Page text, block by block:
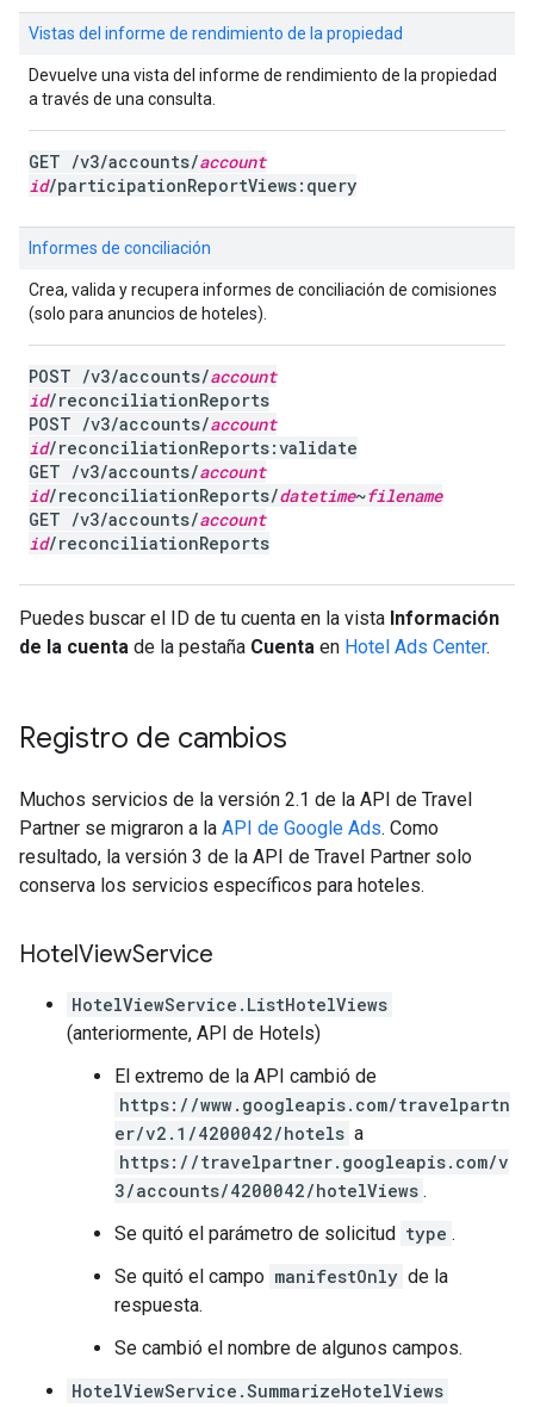
Vistas del informe de rendimiento de la propiedad
Devuelve una vista del informe de rendimiento de la propiedad
a través de una consulta.
GET /v3/accounts/account
id/participationReportViews:query
Informes de conciliación
Crea, valida y recupera informes de conciliación de comisiones
(solo para anuncios de hoteles).
POST /v3/accounts/account
id/reconciliationReports
POST /v3/accounts/account
id/reconciliationReports:validate
GET /v3/accounts/account
id/reconciliationReports/datetime~filename
GET /v3/accounts/account
id/reconciliationReports
Puedes buscar el ID de tu cuenta en la vista Información
de la cuenta de la pestaña Cuenta en Hotel Ads Center.
Registro de cambios
Muchos servicios de la versión 2.1 de la API de Travel
Partner se migraron a la API de Google Ads. Como
resultado, la versión 3 de la API de Travel Partner solo
conserva los servicios específicos para hoteles.
HotelViewService
HotelViewService.ListHotelViews
(anteriormente, API de Hotels)
El extremo de la API cambió de
https://www.googleapis.com/travelpartn
er/v2.1/4200042/hotels a
https://travelpartner.googleapis.com/v
3/accounts/4200042/hotelViews .
Se quitó el parámetro de solicitud type .
Se quitó el campo manifestOnly de la
respuesta.
Se cambió el nombre de algunos campos.
HotelViewService.SummarizeHotelViews